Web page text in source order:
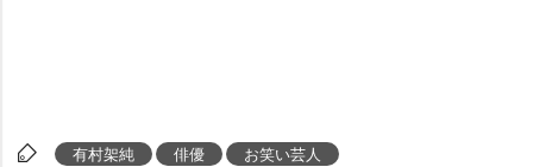
有村架純 俳優 お笑い芸人